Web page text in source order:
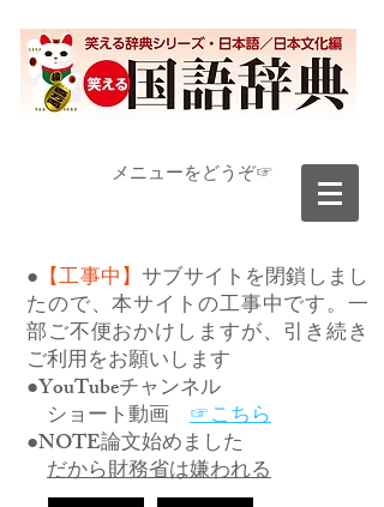
​メニューをどうぞ☞
● 【工事中】サブサイトを閉鎖しまし
たので、本サイトの工事中です。一
部ご不便おかけしますが、引き続き
ご利用をお願いします
●YouTubeチャンネル
ショート動画 ☞こちら
●NOTE論文始めました
だから財務省は嫌われる